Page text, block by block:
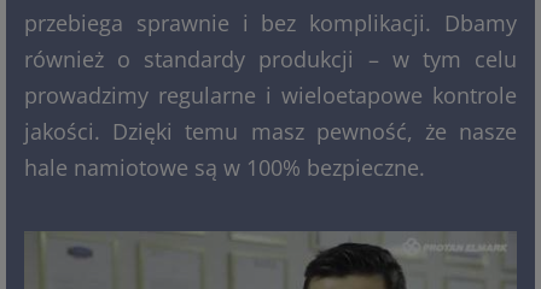
przebiega sprawnie i bez komplikacji. Dbamy
również o standardy produkcji – w tym celu
prowadzimy regularne i wieloetapowe kontrole
jakości. Dzięki temu masz pewność, że nasze
hale namiotowe są w 100% bezpieczne.